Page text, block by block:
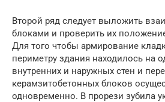
Второй ряд следует выложить
блоками и проверить их
Для того чтобы армирование
периметру здания находилось на
внутренних и наружных стен и
керамзитобетонных блоков
одновременно. В прорези зубила